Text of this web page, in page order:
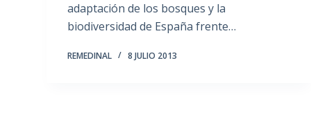
adaptación de los bosques y la
biodiversidad de España frente…
REMEDINAL 8 JULIO 2013